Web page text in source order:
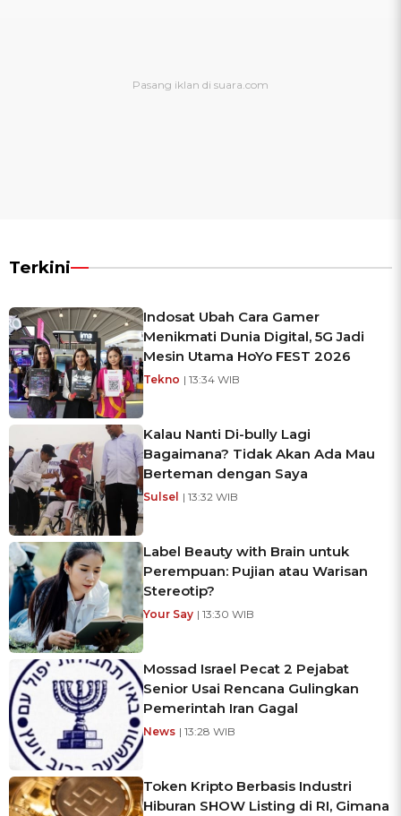
Terkini
Indosat Ubah Cara Gamer
Menikmati Dunia Digital, 5G Jadi
Mesin Utama HoYo FEST 2026
Tekno | 13:34 WIB
Kalau Nanti Di-bully Lagi
Bagaimana? Tidak Akan Ada Mau
Berteman dengan Saya
Sulsel | 13:32 WIB
Label Beauty with Brain untuk
Perempuan: Pujian atau Warisan
Stereotip?
Your Say | 13:30 WIB
Mossad Israel Pecat 2 Pejabat
Senior Usai Rencana Gulingkan
Pemerintah Iran Gagal
News | 13:28 WIB
Token Kripto Berbasis Industri
Hiburan SHOW Listing di RI, Gimana